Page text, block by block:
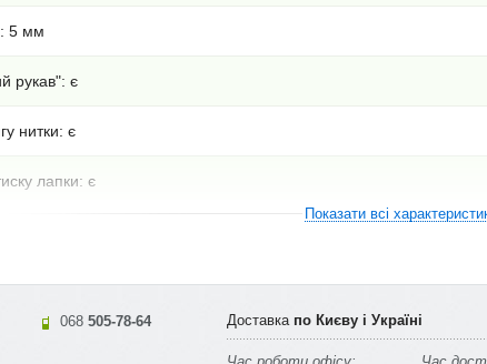
5 мм
рукав": є
нитки: є
лапки: є
подача: є
перекручування нитки: є
Показати всі
068 505-78-64 Доставка по Києву і Україні